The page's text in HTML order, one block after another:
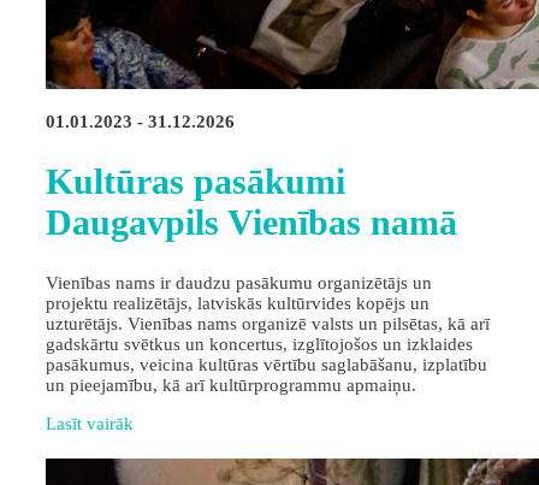
01.01.2023 - 31.12.2026
Kultūras pasākumi
Daugavpils Vienības namā
Vienības nams ir daudzu pasākumu organizētājs un
projektu realizētājs, latviskās kultūrvides kopējs un
uzturētājs. Vienības nams organizē valsts un pilsētas, kā arī
gadskārtu svētkus un koncertus, izglītojošos un izklaides
pasākumus, veicina kultūras vērtību saglabāšanu, izplatību
un pieejamību, kā arī kultūrprogrammu apmaiņu.
Lasīt vairāk